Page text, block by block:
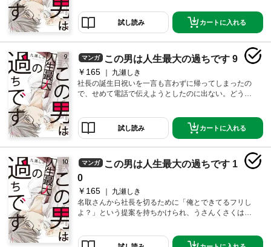
口医院長につかまってしまった！しかもセクハラ行為
までしてきて本当に気持ち悪っと思っていたら、社長
るソワレ】 この作品は「恋するソワレ」2018年Vol．3
に収録されています。
試し読み カートに入れる
マンガ この男は人生最大の過ちです 9
￥165
九瀬しき
社長の誕生日祝いを一言も言わずに帰ってしまったの
で、せめて電話で伝えようとしたのに出ない。どうせ
ら10分以上ずーっとかけてきやがった。コレ出ないと
一生鳴り続けるやつ…と思い直し仕方なく出たら、家
のすぐ目の前に社長がいて！【恋するソワレ】 この作
品は「恋するソワレ」2018年Vol．4に収録されていま
す。
試し読み カートに入れる
マンガ
この男は人生最大の過ちです 1
0
￥165
九瀬しき
名取さんから社長を切るために「俺とできてるフリし
よ？」という提案を持ちかけられ、うさんくさくはあ
ってどうするのかと思ったら「佐藤は私の恋人なんで